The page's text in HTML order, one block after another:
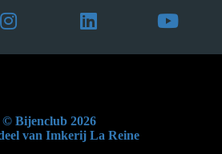
© Bijenclub 2026
van Imkerij La Reine